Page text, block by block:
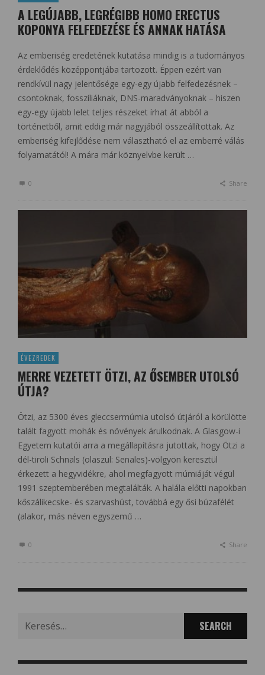
A LEGÚJABB, LEGRÉGIBB HOMO ERECTUS
KOPONYA FELFEDEZÉSE ÉS ANNAK HATÁSA
Az emberiség eredetének kutatása mindig is a tudományos
érdeklődés középpontjába tartozott. Éppen ezért van
rendkívül nagy jelentősége egy-egy újabb felfedezésnek –
csontoknak, fosszíliáknak, DNS-maradványoknak – hiszen
egy-egy újabb lelet teljes részeket írhat át abból a
történetből, amit eddig már nagyjából összeállítottak. Az
emberiség kifejlődése nem választható el az emberré válás
folyamatától! A mára már köznyelvbe került …
0 Share
ÉVEZREDEK
MERRE VEZETETT ÖTZI, AZ ŐSEMBER UTOLSÓ
ÚTJA?
Ötzi, az 5300 éves gleccsermúmia utolsó útjáról a körülötte
talált fagyott mohák és növények árulkodnak. A Glasgow-i
Egyetem kutatói arra a megállapításra jutottak, hogy Ötzi a
dél-tiroli Schnals (olaszul: Senales)-völgyön keresztül
érkezett a hegyvidékre, ahol megfagyott múmiáját végül
1991 szeptemberében megtalálták. A halála előtti napokban
kőszálikecske- és szarvashúst, továbbá egy ősi búzafélét
(alakor, más néven egyszemű …
0 Share
for: